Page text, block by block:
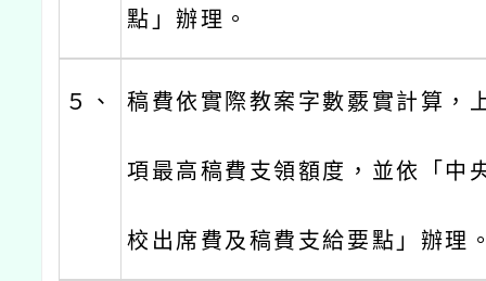
點」辦理。
５、 稿費依實際教案字數覈實計算，
項最高稿費支領額度，並依「中
校出席費及稿費支給要點」辦理